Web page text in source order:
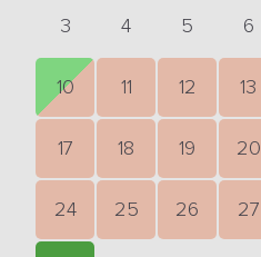
3 4 5 6
10 11 12 13
17 18 19 20
24 25 26 27